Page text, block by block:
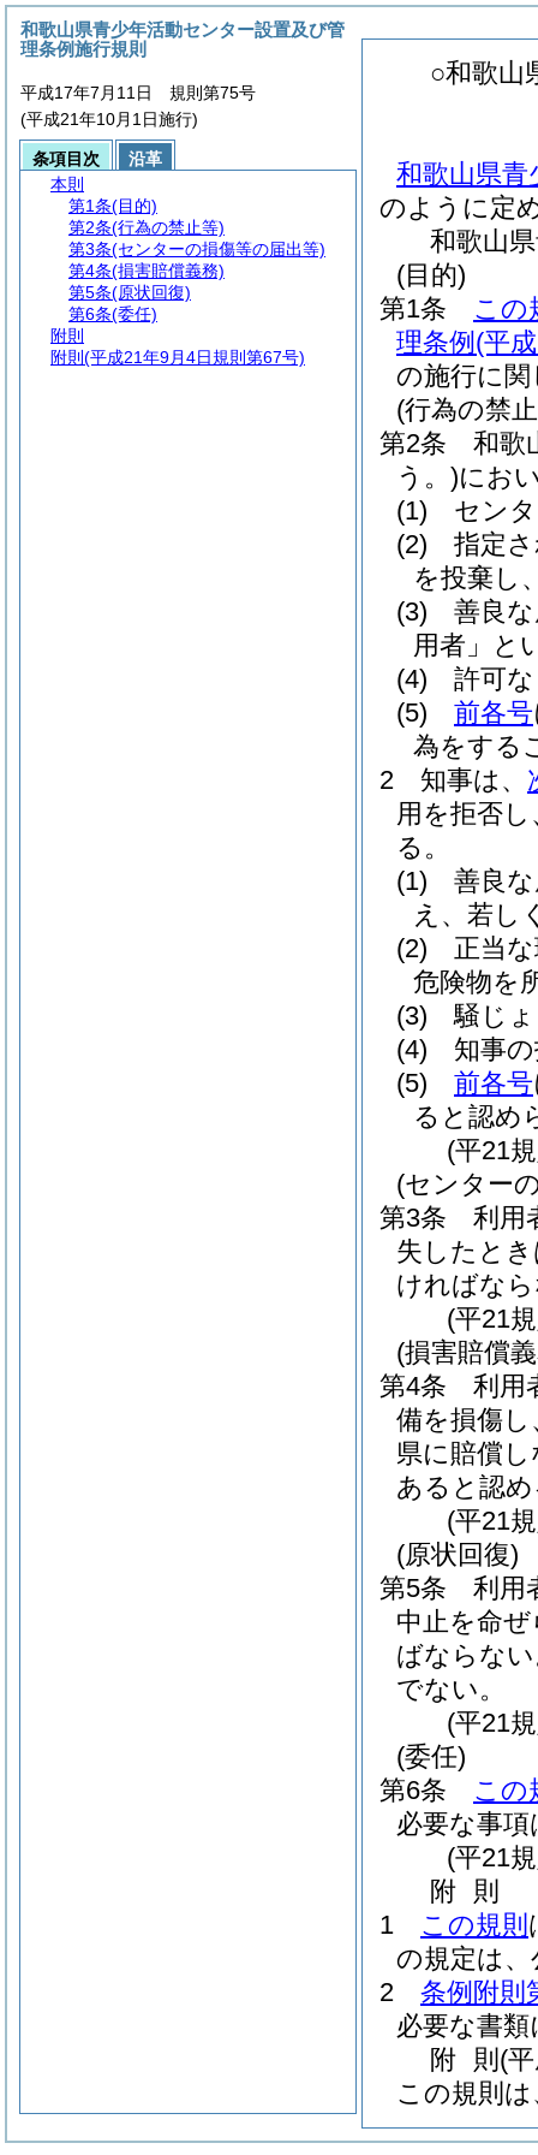
○和歌山
和歌山県青
のように定
和歌山
(目的)
第1条
この
理条例 (平
の施行に
(行為の禁
第2条
和歌
う。)にお
(1)
セン
(2)
指定
を投棄し
(3)
善良
用者」と
(4)
許可
(5)
前各号
為をする
2
知事は、
用を拒否
る。
(1)
善良
え、若し
(2)
正当
危険物を
(3)
騒じ
(4)
知事
(5)
前各号
ると認め
(平21
(センター
第3条
利用
失したと
ければな
(平21
(損害賠償
第4条
利用
備を損傷
県に賠償
あると認
(平21
(原状回復)
第5条
利用
中止を命
ばならな
でない。
(平21
(委任)
第6条
この
必要な事
(平21
附 則
1
この規則
の規定は
2
条例附則
必要な書
附 則 (
この規則
和歌山県青少年活動センター設置及び管
理条例施行規則
平成17年7月11日 規則第75号
(平成21年10月1日施行)
条項目次
沿革
本則
第1条(目的)
第2条(行為の禁止等)
第3条(センターの損傷等の届出等)
第4条(損害賠償義務)
第5条(原状回復)
第6条(委任)
附則
附則 (平成21年9月4日規則第67号)